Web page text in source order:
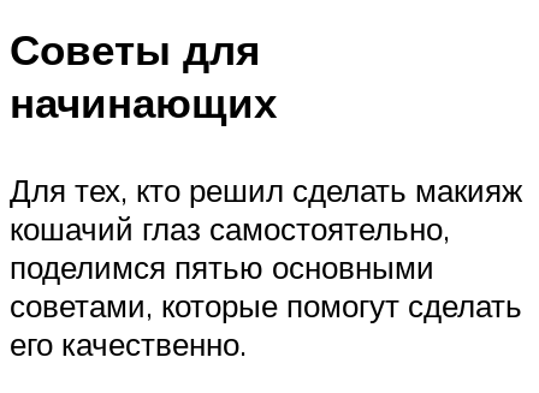
Советы для
начинающих
Для тех, кто решил сделать макияж
кошачий глаз самостоятельно,
поделимся пятью основными
советами, которые помогут сделать
его качественно.